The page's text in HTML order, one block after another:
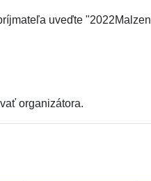
uveďte
organizátora.